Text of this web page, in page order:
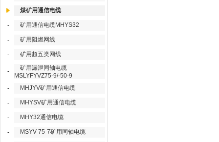
煤矿用通信电缆
- 矿用通信电缆MHYS32
- 矿用阻燃网线
- 矿用超五类网线
-
矿用漏泄同轴电缆
MSLYFYVZ75-9/-50-9
-
MHJYV矿用通信电缆
- MHYSV矿用通信电缆
- MHY32通信电缆
- MSYV-75-7矿用同轴电缆